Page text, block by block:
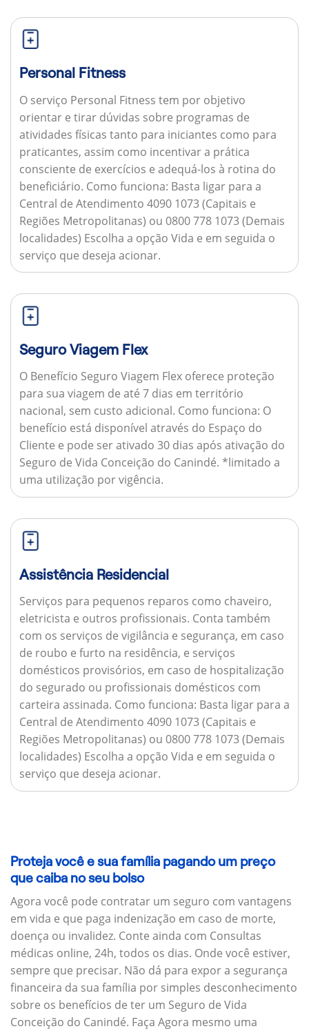
Personal Fitness
O serviço Personal Fitness tem por objetivo
orientar e tirar dúvidas sobre programas de
atividades físicas tanto para iniciantes como para
praticantes, assim como incentivar a prática
consciente de exercícios e adequá-los à rotina do
beneficiário. Como funciona: Basta ligar para a
Central de Atendimento 4090 1073 (Capitais e
Regiões Metropolitanas) ou 0800 778 1073 (Demais
localidades) Escolha a opção Vida e em seguida o
serviço que deseja acionar.
Seguro Viagem Flex
O Benefício Seguro Viagem Flex oferece proteção
para sua viagem de até 7 dias em território
nacional, sem custo adicional. Como funciona: O
benefício está disponível através do Espaço do
Cliente e pode ser ativado 30 dias após ativação do
Seguro de Vida Conceição do Canindé. *limitado a
uma utilização por vigência.
Assistência Residencial
Serviços para pequenos reparos como chaveiro,
eletricista e outros profissionais. Conta também
com os serviços de vigilância e segurança, em caso
de roubo e furto na residência, e serviços
domésticos provisórios, em caso de hospitalização
do segurado ou profissionais domésticos com
carteira assinada. Como funciona: Basta ligar para a
Central de Atendimento 4090 1073 (Capitais e
Regiões Metropolitanas) ou 0800 778 1073 (Demais
localidades) Escolha a opção Vida e em seguida o
serviço que deseja acionar.
Proteja você e sua família pagando um preço
que caiba no seu bolso
Agora você pode contratar um seguro com vantagens
em vida e que paga indenização em caso de morte,
doença ou invalidez. Conte ainda com Consultas
médicas online, 24h, todos os dias. Onde você estiver,
sempre que precisar. Não dá para expor a segurança
financeira da sua família por simples desconhecimento
sobre os benefícios de ter um Seguro de Vida
Conceição do Canindé. Faça Agora mesmo uma